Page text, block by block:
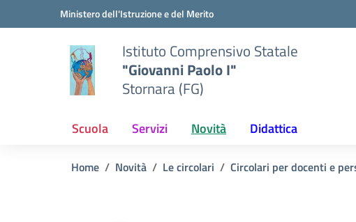
Vai ai contenuti
Vai al menu di navigazioneMinistero dell'Istruzione e del Merito
Istituto Comprensivo Statale
"Giovanni Paolo I"
Stornara (FG)
Scuola Servizi Novità Didattica
Home Novità Le circolari Circolari per docenti e